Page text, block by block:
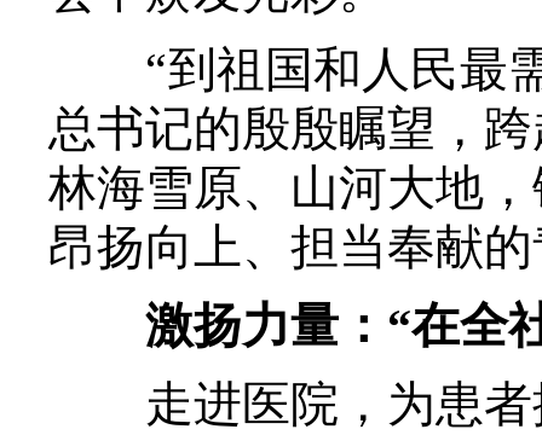
“到祖国和人民最需
总书记的殷殷瞩望，
林海雪原、山河大地
昂扬向上、担当奉献
激扬力量：“在全社
走进医院，为患者